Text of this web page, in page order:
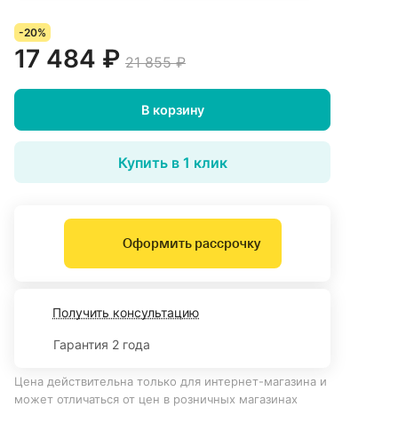
-20%
17 484 ₽ 21 855 ₽
В корзину
Купить в 1 клик
Оформить рассрочку
Получить консультацию
Гарантия 2 года
Цена действительна только для интернет-магазина и
может отличаться от цен в розничных магазинах